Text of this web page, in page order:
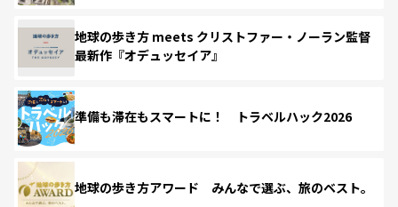
地球の歩き方 meets クリストファー・ノーラン監督
最新作『オデュッセイア』
準備も滞在もスマートに！ トラベルハック2026
地球の歩き方アワード みんなで選ぶ、旅のベスト。